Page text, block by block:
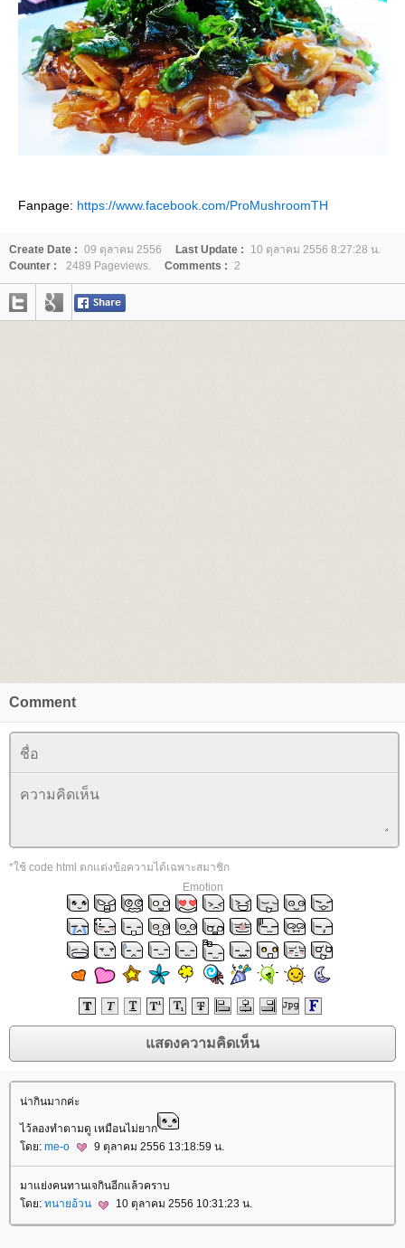
Fanpage: https://www.facebook.com/ProMushroomTH
Create Date : 09 ตุลาคม 2556 Last Update :
10 ตุลาคม 2556 8:27:28 น.
Counter :
2489 Pageviews. Comments : 2
Comment
*ใช้ code html ตกแต่งข้อความได้เฉพาะสมาชิก
Emotion
น่ากินมากค่ะ
ไว้ลองทำตามดู เหมือนไม่ยาก
ดย: me-o 9 ตุลาคม 2556 13:18:59 น.
มาแย่งคนทานเจกินอีกแล้วคราบ
ดย: ทนายอ้วน 10 ตุลาคม 2556 10:31:23 น.